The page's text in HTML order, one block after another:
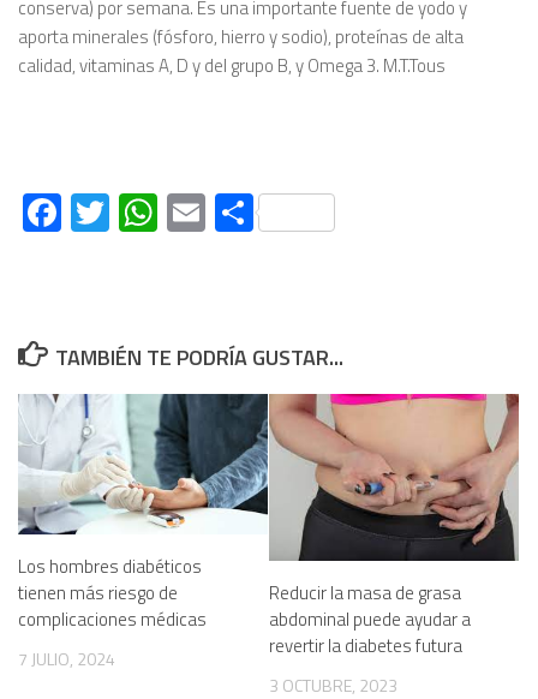
conserva) por semana. Es una importante fuente de yodo y
aporta minerales (fósforo, hierro y sodio), proteínas de alta
calidad, vitaminas A, D y del grupo B, y Omega 3. M.T.Tous
Facebook
Twitter
WhatsApp
EmailCompartir
TAMBIÉN TE PODRÍA GUSTAR...
Los hombres diabéticos
tienen más riesgo de
complicaciones médicas
7 JULIO, 2024
Reducir la masa de grasa
abdominal puede ayudar a
revertir la diabetes futura
3 OCTUBRE, 2023